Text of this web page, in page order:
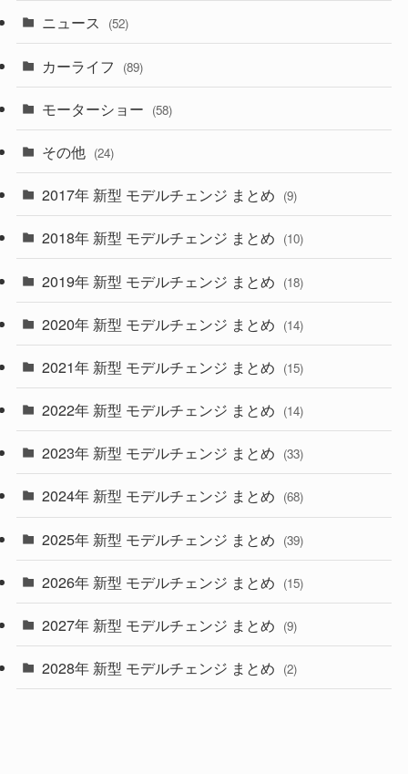
(43)
(6)
(9)
(30)
(27)
(28)
(27)
(26)
(10)
(35)
(10)
(9)
(22)
(4)
(9)
(4)
(1)
ニュース (52)
カーライフ (89)
モーターショー (58)
その他 (24)
2017年 新型 モデルチェンジ まとめ (9)
2018年 新型 モデルチェンジ まとめ (10)
2019年 新型 モデルチェンジ まとめ (18)
2020年 新型 モデルチェンジ まとめ (14)
2021年 新型 モデルチェンジ まとめ (15)
2022年 新型 モデルチェンジ まとめ (14)
2023年 新型 モデルチェンジ まとめ (33)
2024年 新型 モデルチェンジ まとめ (68)
2025年 新型 モデルチェンジ まとめ (39)
2026年 新型 モデルチェンジ まとめ (15)
2027年 新型 モデルチェンジ まとめ (9)
2028年 新型 モデルチェンジ まとめ (2)